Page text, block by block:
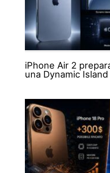
iPhone Air 2
una Dynamic